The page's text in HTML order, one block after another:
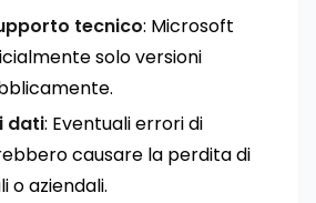
tecnico: Microsoft
solo versioni
dati: Eventuali errori di
causare la perdita di
o aziendali.